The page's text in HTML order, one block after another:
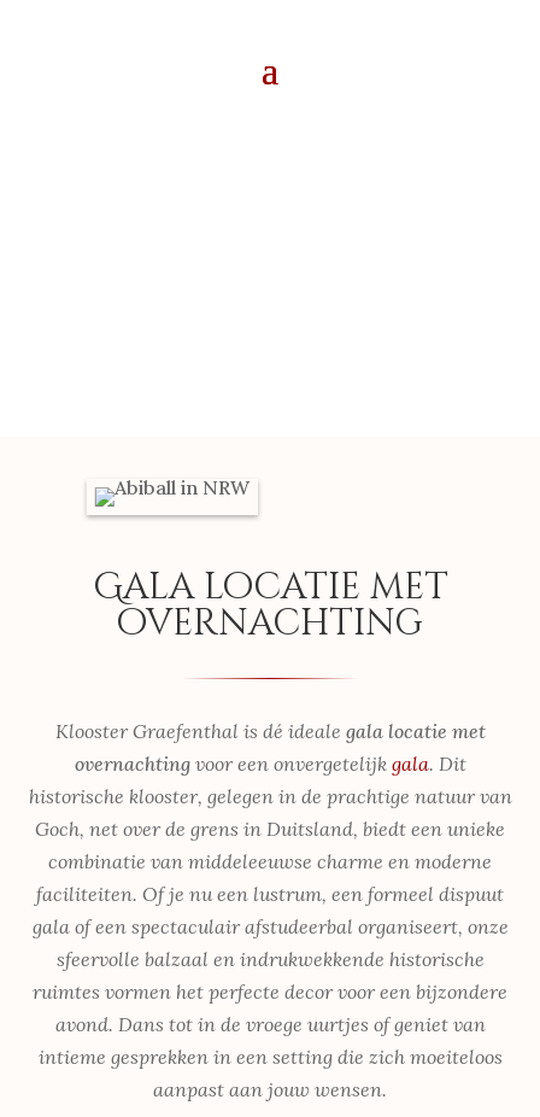
Gala locatie met
overnachting
Klooster Graefenthal is dé ideale gala locatie met
overnachtingvoor een onvergetelijk gala. Dit
historische klooster, gelegen in de prachtige natuur van
Goch, net over de grens in Duitsland, biedt een unieke
combinatie van middeleeuwse charme en moderne
faciliteiten. Of je nu een lustrum, een formeel dispuut
gala of een spectaculair afstudeerbal organiseert, onze
sfeervolle balzaal en indrukwekkende historische
ruimtes vormen het perfecte decor voor een bijzondere
avond. Dans tot in de vroege uurtjes of geniet van
intieme gesprekken in een setting die zich moeiteloos
aanpast aan jouw wensen.